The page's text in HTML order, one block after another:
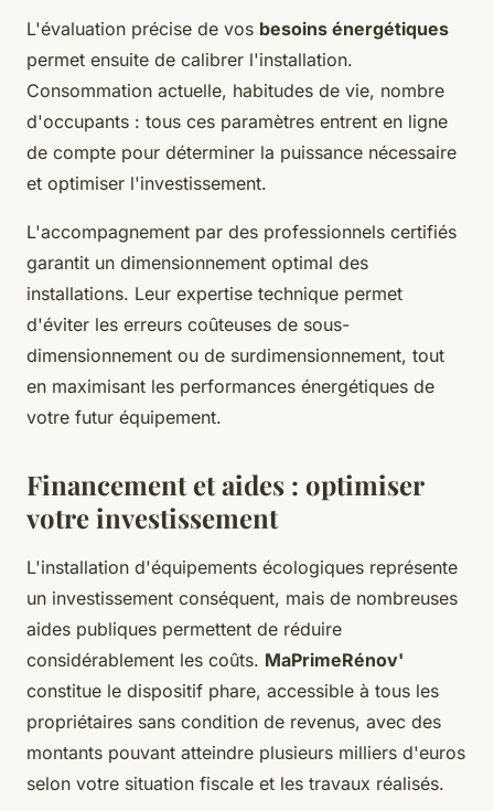
L'évaluation précise de vos besoins énergétiques
permet ensuite de calibrer l'installation.
Consommation actuelle, habitudes de vie, nombre
d'occupants : tous ces paramètres entrent en ligne
de compte pour déterminer la puissance nécessaire
et optimiser l'investissement.
L'accompagnement par des professionnels certifiés
garantit un dimensionnement optimal des
installations. Leur expertise technique permet
d'éviter les erreurs coûteuses de sous-
dimensionnement ou de surdimensionnement, tout
en maximisant les performances énergétiques de
votre futur équipement.
Financement et aides : optimiser
votre investissement
L'installation d'équipements écologiques représente
un investissement conséquent, mais de nombreuses
aides publiques permettent de réduire
considérablement les coûts. MaPrimeRénov'
constitue le dispositif phare, accessible à tous les
propriétaires sans condition de revenus, avec des
montants pouvant atteindre plusieurs milliers d'euros
selon votre situation fiscale et les travaux réalisés.